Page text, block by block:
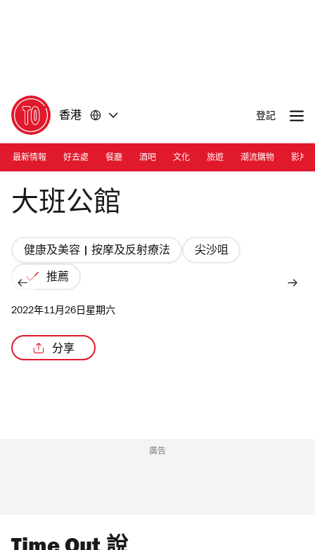
香港 登記
最新情報 好去處 餐廳 酒吧 文化 旅遊 潮流購物 影片
Photograph: taipanreflexologyparlour.com
大班公館
健康及美容 | 按摩及反射療法 尖沙咀
推薦
2022年11月26日星期六
分享
廣告